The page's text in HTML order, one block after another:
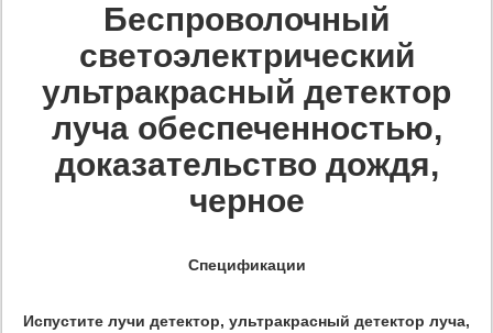
Беспроволочный
светоэлектрический
ультракрасный детектор
луча обеспеченностью,
доказательство дождя,
черное
Спецификации
Испустите лучи детектор, ультракрасный детектор луча,